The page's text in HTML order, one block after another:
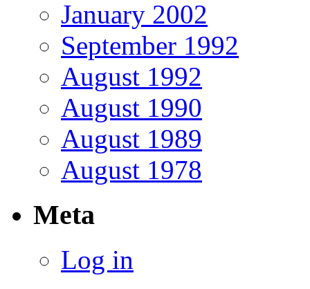
January 2002
September 1992
August 1992
August 1990
August 1989
August 1978
Meta
Log in